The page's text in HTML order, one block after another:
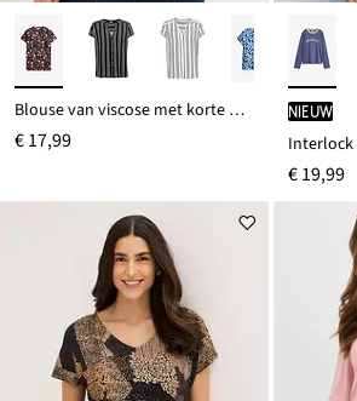
Blouse van viscose met korte mouwen
€ 17,99
Nieuw
€ 19,99